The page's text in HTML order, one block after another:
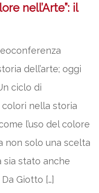
nell’Arte”: il
dell’arte; oggi
ciclo di
nella storia
l’uso del colore
non solo una scelta
sia stato anche
Giotto […]